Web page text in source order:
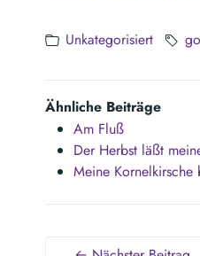
Unkategorisiert
Ähnliche Beiträge
Am Fluß
Der Herbst läßt
Meine